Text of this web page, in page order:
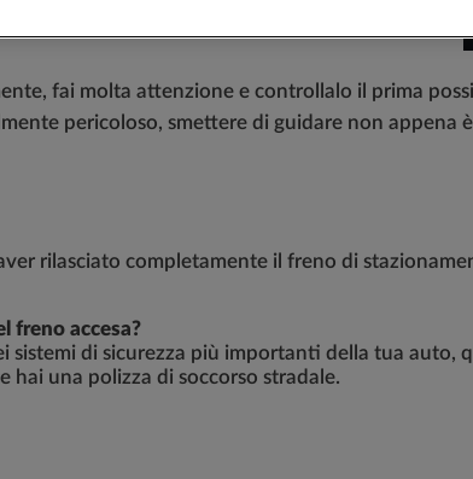
fai molta attenzione e controllalo il prima
pericoloso, smettere di guidare non appena
rilasciato completamente il freno di
freno accesa?
sistemi di sicurezza più importanti della tua
hai una polizza di soccorso stradale.